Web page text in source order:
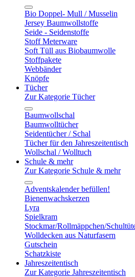
Bio Doppel- Mull / Musselin
Jersey Baumwollstoffe
Seide - Seidenstoffe
Stoff Meterware
Soft Tüll aus Biobaumwolle
Stoffpakete
Webbänder
Knöpfe
Tücher
Zur Kategorie Tücher
Baumwollschal
Baumwolltücher
Seidentücher / Schal
Tücher für den Jahreszeitentisch
Wollschal / Wolltuch
Schule & mehr
Zur Kategorie Schule & mehr
Adventskalender befüllen!
Bienenwachskerzen
Lyra
Spielkram
Stockmar/Rollmäppchen/
Wolldecken aus Naturfasern
Gutschein
Schatzkiste
Jahreszeitentisch
Zur Kategorie Jahreszeitentisch